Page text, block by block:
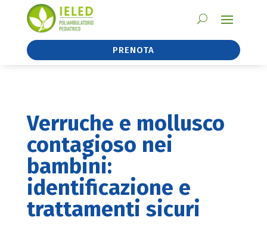
PRENOTA
Verruche e mollusco
contagioso nei
bambini:
identificazione e
trattamenti sicuri